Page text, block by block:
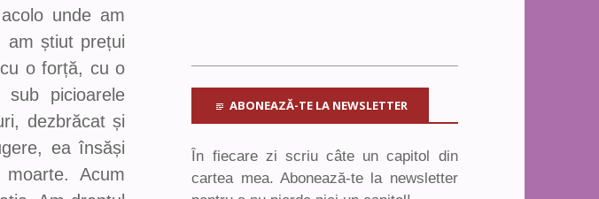
unde am
am știut prețui
o forță, cu o
picioarele
dezbrăcat și
ea însăși
Acum
ABONEAZĂ-TE LA NEWSLETTER
În fiecare zi scriu câte un capitol din
cartea mea. Abonează-te la newsletter